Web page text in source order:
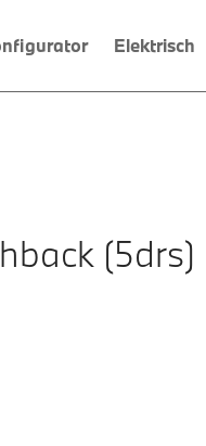
Elektrisch
(5drs)